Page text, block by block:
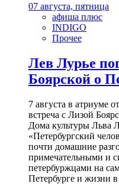
07 августа, пятница
афиша плюс
INDIGO
Прочее
Лев Лурье
Боярской о
7 августа в атриуме
встреча с Лизой
Дома культуры Льва
«Петербургский
почти домашние
примечательными и
петербуржцами на
Петербурге и жизни